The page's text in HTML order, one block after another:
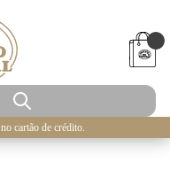
no cartão de crédito.